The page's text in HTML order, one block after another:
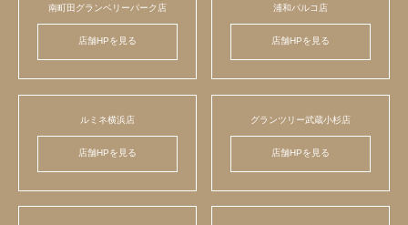
南町田グランベリーパーク店
店舗HPを見る
浦和パルコ店
店舗HPを見る
ルミネ横浜店
店舗HPを見る
グランツリー武蔵小杉店
店舗HPを見る